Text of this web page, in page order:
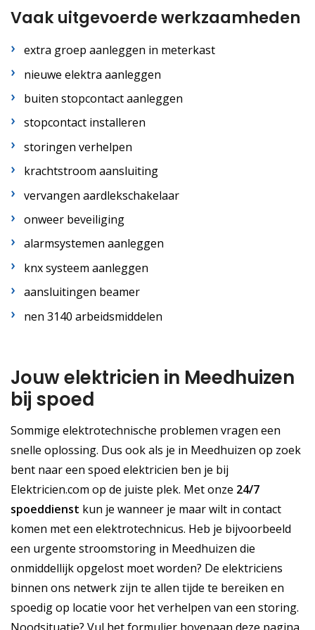
Vaak uitgevoerde werkzaamheden
extra groep aanleggen in meterkast
nieuwe elektra aanleggen
buiten stopcontact aanleggen
stopcontact installeren
storingen verhelpen
krachtstroom aansluiting
vervangen aardlekschakelaar
onweer beveiliging
alarmsystemen aanleggen
knx systeem aanleggen
aansluitingen beamer
nen 3140 arbeidsmiddelen
Jouw elektricien in Meedhuizen
bij spoed
Sommige elektrotechnische problemen vragen een
snelle oplossing. Dus ook als je in Meedhuizen op zoek
bent naar een spoed elektricien ben je bij
Elektricien.com op de juiste plek. Met onze 24/7
spoeddienst kun je wanneer je maar wilt in contact
komen met een elektrotechnicus. Heb je bijvoorbeeld
een urgente stroomstoring in Meedhuizen die
onmiddellijk opgelost moet worden? De elektriciens
binnen ons netwerk zijn te allen tijde te bereiken en
spoedig op locatie voor het verhelpen van een storing.